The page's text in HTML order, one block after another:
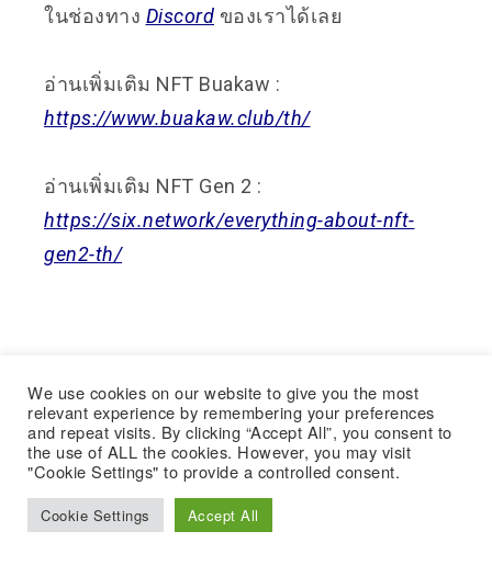
ในช่องทาง Discord ของเราได้เลย
อ่านเพิ่มเติม NFT Buakaw :
https://www.buakaw.club/th/
อ่านเพิ่มเติม NFT Gen 2 :
https://six.network/everything-about-nft-
gen2-th/
We use cookies on our website to give you the most
relevant experience by remembering your preferences
and repeat visits. By clicking “Accept All”, you consent to
the use of ALL the cookies. However, you may visit
"Cookie Settings" to provide a controlled consent.
Cookie Settings Accept All